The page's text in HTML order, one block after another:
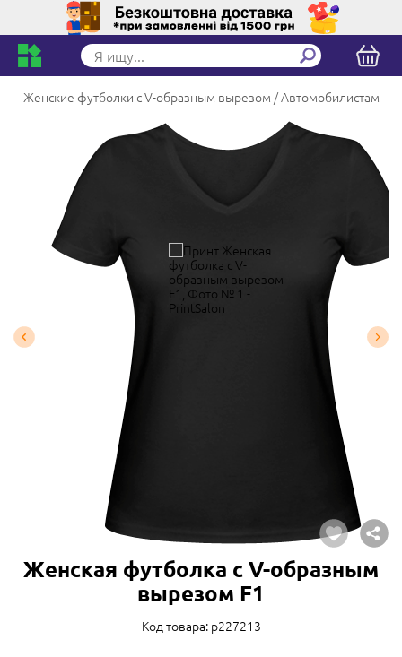
Женские футболки с V-образным вырезом Автомобилистам
Женская футболка с V-образным
вырезом F1
Код товара: p227213